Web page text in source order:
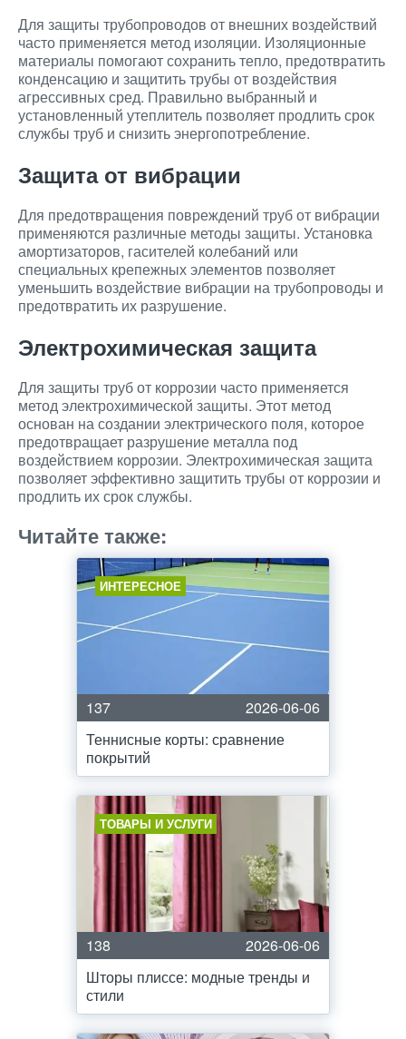
Для защиты трубопроводов от внешних воздействий
часто применяется метод изоляции. Изоляционные
материалы помогают сохранить тепло, предотвратить
конденсацию и защитить трубы от воздействия
агрессивных сред. Правильно выбранный и
установленный утеплитель позволяет продлить срок
службы труб и снизить энергопотребление.
Защита от вибрации
Для предотвращения повреждений труб от вибрации
применяются различные методы защиты. Установка
амортизаторов, гасителей колебаний или
специальных крепежных элементов позволяет
уменьшить воздействие вибрации на трубопроводы и
предотвратить их разрушение.
Электрохимическая защита
Для защиты труб от коррозии часто применяется
метод электрохимической защиты. Этот метод
основан на создании электрического поля, которое
предотвращает разрушение металла под
воздействием коррозии. Электрохимическая защита
позволяет эффективно защитить трубы от коррозии и
продлить их срок службы.
Читайте также:
ИНТЕРЕСНОЕ
137
2026-06-06
Теннисные корты: сравнение
покрытий
ТОВАРЫ И УСЛУГИ
138
2026-06-06
Шторы плиссе: модные тренды и
стили